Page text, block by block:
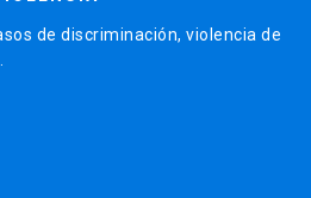
de discriminación, violencia de